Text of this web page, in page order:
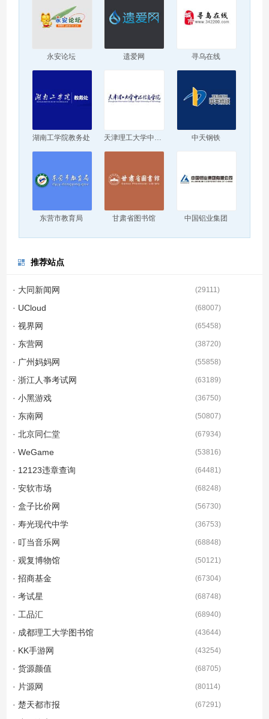
永安论坛 遗爱网 寻乌在线
湖南工学院教务处 中天钢铁
东营市教育局 甘肃省图书馆 中国铝业集团
推荐站点
· 大同新闻网 (29111)
· UCloud (68007)
· 视界网 (65458)
· 东营网 (38720)
· 广州妈妈网 (55858)
· 浙江人亊考试网 (63189)
· 小黑游戏 (36750)
· 东南网 (50807)
· 北京同仁堂 (67934)
· WeGame (53816)
· 12123违章查询 (64481)
· 安软市场 (68248)
· 盒子比价网 (56730)
· 寿光现代中学 (36753)
· 叮当音乐网 (68848)
· 观复博物馆 (50121)
· 招商基金 (67304)
· 考试星 (68748)
· 工品汇 (68940)
· 成都理工大学图书馆 (43644)
· KK手游网 (43254)
· 货源颜值 (68705)
· 片源网 (80114)
· 楚天都市报 (67291)